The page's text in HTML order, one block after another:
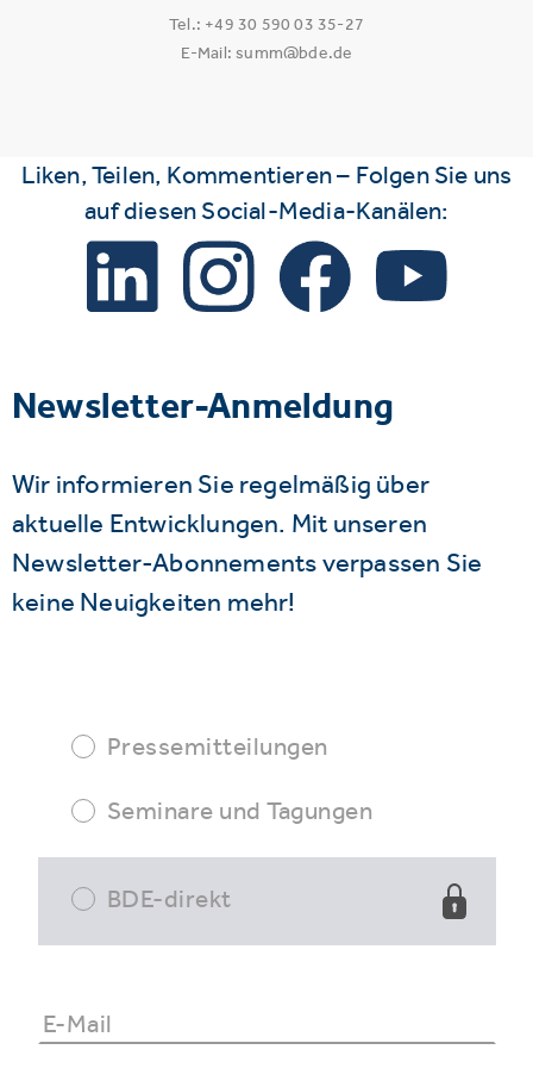
Tel.: +49 30 590 03 35-27
E-Mail: summ@bde.de
Liken, Teilen, Kommentieren – Folgen Sie uns
auf diesen Social-Media-Kanälen:
Newsletter-Anmeldung
Wir informieren Sie regelmäßig über
aktuelle Entwicklungen. Mit unseren
Newsletter-Abonnements verpassen Sie
keine Neuigkeiten mehr!
Pressemitteilungen
Seminare und Tagungen
BDE-direkt